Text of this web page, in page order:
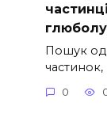
глюболу
Пошук
0